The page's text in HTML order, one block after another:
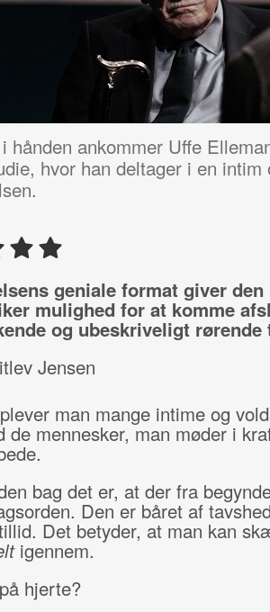
hånden ankommer Uffe
hvor han deltager i en
geniale format giver
mulighed for at komme
og ubeskriveligt rørende
Jensen
man mange intime og
de mennesker, man møder i
bag det er, at der fra
Den er båret af
Det betyder, at man kan
igennem.
hjerte?